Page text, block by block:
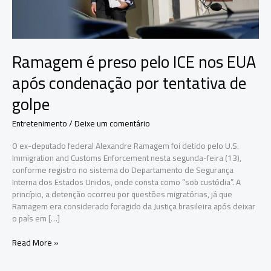
Ramagem é preso pelo ICE nos EUA
após condenação por tentativa de
golpe
Entretenimento/Deixe um comentário
O ex-deputado federal Alexandre Ramagem foi detido pelo U.S.
Immigration and Customs Enforcement nesta segunda-feira (13),
conforme registro no sistema do Departamento de Segurança
Interna dos Estados Unidos, onde consta como “sob custódia”. A
princípio, a detenção ocorreu por questões migratórias, já que
Ramagem era considerado foragido da Justiça brasileira após deixar
o país em […]
Ramagem
Read More »